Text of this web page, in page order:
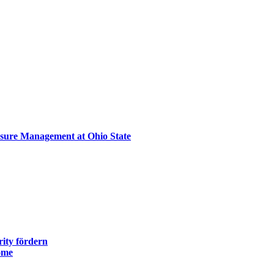
Management at Ohio State
fördern